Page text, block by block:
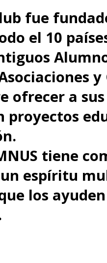
fue
el 10
y
ofrecer a
proyectos
tiene
un espíritu
los